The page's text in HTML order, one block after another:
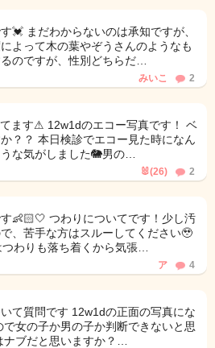
💓 まだわからないのは承知ですが、
よって木の葉やぞうさんのようなも
のですが、性別どちらだ…
みいこ 2
ます⚠︎ 12w1dのエコー写真です！ ベ
？？ 本日検診でエコー見た時になん
な気がしました🐘男の…
🐰(26) 2
👶🏻🤍 つわりについてです！少し汚
、苦手な方はスルーしてください🥹
わりも落ち着くから気張…
ア 4
て質問です 12w1dの正面の写真にな
で女の子か男の子か判断できないと思
ブだと思いますか？…